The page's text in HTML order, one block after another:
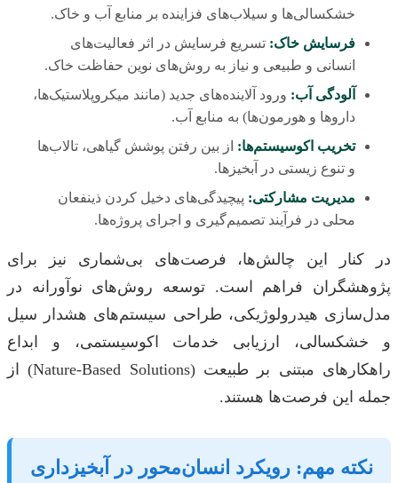
خشکسالی‌ها و سیلاب‌های فزاینده بر منابع آب و خاک.
فرسایش خاک: تسریع فرسایش در اثر فعالیت‌های
انسانی و طبیعی و نیاز به روش‌های نوین حفاظت خاک.
آلودگی آب: ورود آلاینده‌های جدید (مانند میکروپلاستیک‌ها،
داروها و هورمون‌ها) به منابع آب.
تخریب اکوسیستم‌ها: از بین رفتن پوشش گیاهی، تالاب‌ها
و تنوع زیستی در آبخیزها.
مدیریت مشارکتی: پیچیدگی‌های دخیل کردن ذینفعان
محلی در فرآیند تصمیم‌گیری و اجرای پروژه‌ها.
در کنار این چالش‌ها، فرصت‌های بی‌شماری نیز برای
پژوهشگران فراهم است. توسعه روش‌های نوآورانه در
مدل‌سازی هیدرولوژیکی، طراحی سیستم‌های هشدار سیل
و خشکسالی، ارزیابی خدمات اکوسیستمی، و ابداع
راهکارهای مبتنی بر طبیعت (Nature-Based Solutions) از
جمله این فرصت‌ها هستند.
نکته مهم: رویکرد انسان‌محور در آبخیزداری